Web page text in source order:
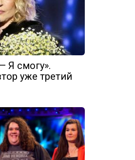
Я смогу».
уже третий